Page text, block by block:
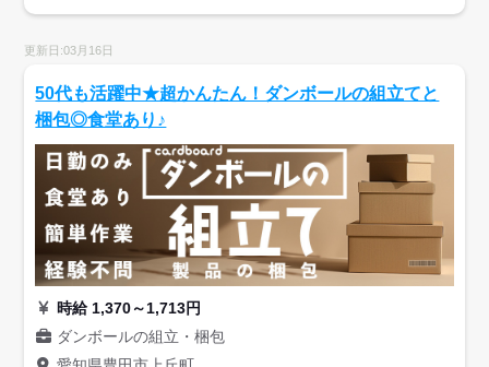
更新日:03月16日
50代も活躍中★超かんたん！ダンボールの組立てと
梱包◎食堂あり♪
時給 1,370～1,713円
ダンボールの組立・梱包